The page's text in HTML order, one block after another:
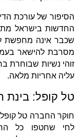
הסיפור של עורכת
החדשות בישראל
שכבר אינה מחפשת
מסרבת להישאר
זוהי נשיות שבוחרת
עליה אחריות מלאה.
טל קופל: בינת
לחי שחטפו כל